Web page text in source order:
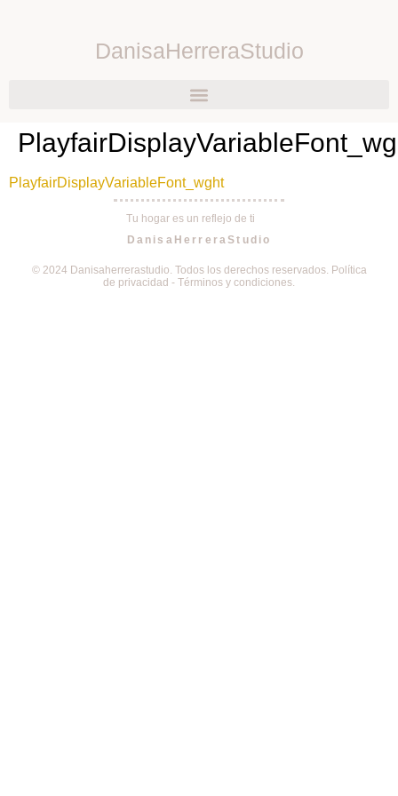
DanisaHerreraStudio
PlayfairDisplayVariableFont_wght
Tu hogar es un reflejo de ti
DanisaHerreraStudio
© 2024 Danisaherrerastudio. Todos los derechos reservados. Política
de privacidad - Términos y condiciones.